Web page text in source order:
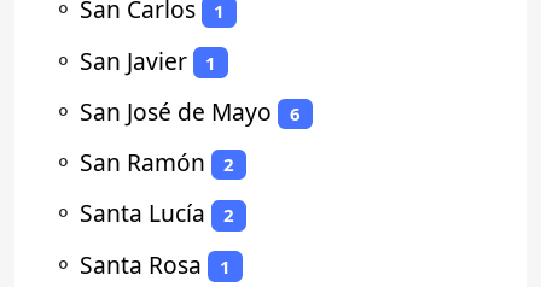
⚬ San Carlos 1
⚬ San Javier 1
⚬ San José de Mayo 6
⚬ San Ramón 2
⚬ Santa Lucía 2
⚬ Santa Rosa 1